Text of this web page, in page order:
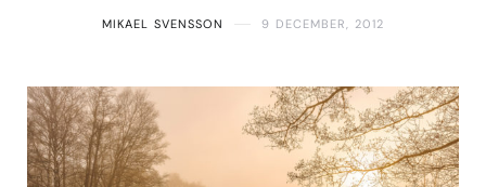
MIKAEL SVENSSON 9 DECEMBER, 2012